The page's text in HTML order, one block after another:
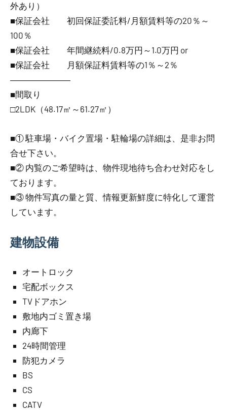
外あり）
■保証会社 初回保証委託料/月額賃料等の20％～
100％
■保証会社 年間継続料/0.8万円～1.0万円 or
■保証会社 月額保証料賃料等の1％～2％
―――――――
■間取り
□2LDK（48.17㎡～61.27㎡）
■① 駐車場・バイク置場・駐輪場の詳細は、是非お問
合せ下さい。
■② 内覧のご希望時は、物件現地待ち合わせ対応をし
ております。
■③ 物件写真の量と質、情報更新鮮度に特化して運営
しています。
建物設備
オートロック
宅配ボックス
TVドアホン
敷地内ゴミ置き場
内廊下
24時間管理
防犯カメラ
BS
CS
CATV